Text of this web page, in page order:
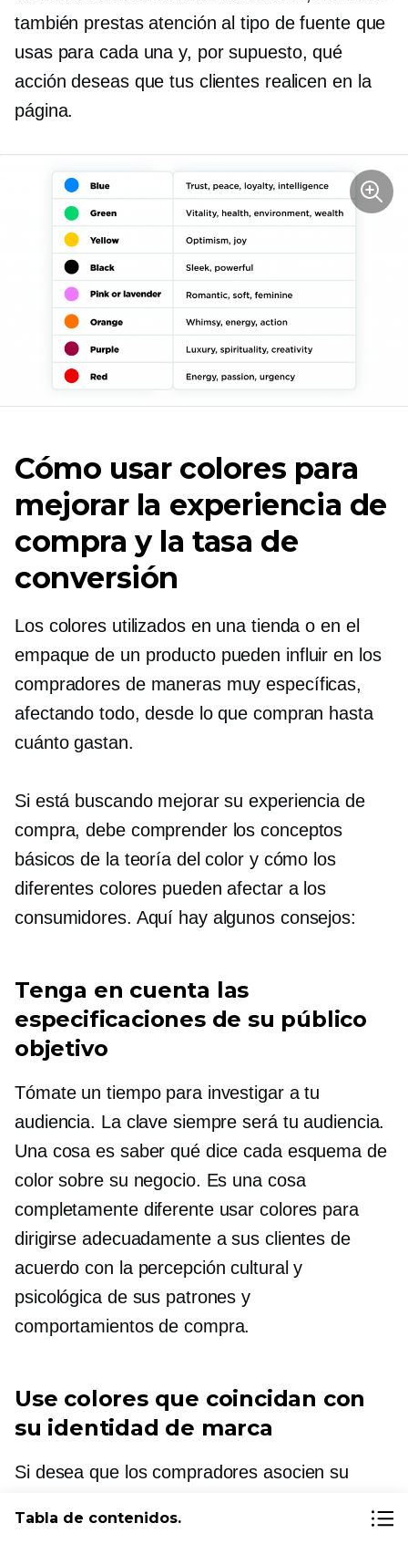
también prestas atención al tipo de fuente que
usas para cada una y, por supuesto, qué
acción deseas que tus clientes realicen en la
página.
Cómo usar colores para
mejorar la experiencia de
compra y la tasa de
conversión
Los colores utilizados en una tienda o en el
empaque de un producto pueden influir en los
compradores de maneras muy específicas,
afectando todo, desde lo que compran hasta
cuánto gastan.
Si está buscando mejorar su experiencia de
compra, debe comprender los conceptos
básicos de la teoría del color y cómo los
diferentes colores pueden afectar a los
consumidores. Aquí hay algunos consejos:
Tenga en cuenta las
especificaciones de su público
objetivo
Tómate un tiempo para investigar a tu
audiencia. La clave siempre será tu audiencia.
Una cosa es saber qué dice cada esquema de
color sobre su negocio. Es una cosa
completamente diferente usar colores para
dirigirse adecuadamente a sus clientes de
acuerdo con la percepción cultural y
psicológica de sus patrones y
comportamientos de compra.
Use colores que coincidan con
su identidad de marca
Si desea que los compradores asocien su
Tabla de contenidos.